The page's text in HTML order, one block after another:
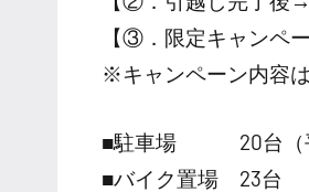
【③．限定キャンペ
※キャンペーン内容
■駐車場 20台（平
■バイク置場 23台